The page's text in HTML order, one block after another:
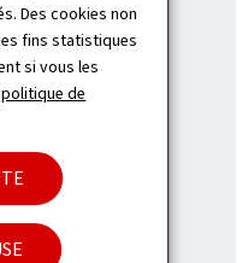
Des cookies non
fins statistiques
si vous les
politique de
sur-Attert